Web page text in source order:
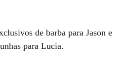
de barba para Jason e
para Lucia.